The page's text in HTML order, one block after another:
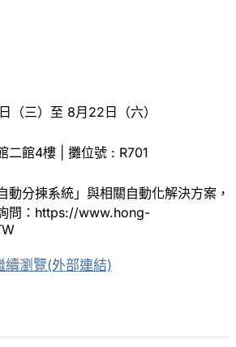
（三）至 8月22日（六）
二館4樓 | 攤位號 : R701
動分揀系統」與相關自動化解決方案，
問：https://www.hong-
續瀏覽(外部連結)